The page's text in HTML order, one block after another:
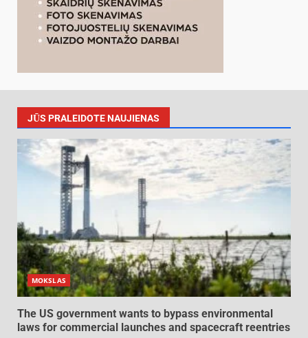
JŪS PRALEIDOTE NAUJIENAS
MOKSLAS
The US government wants to bypass environmental
laws for commercial launches and spacecraft reentries